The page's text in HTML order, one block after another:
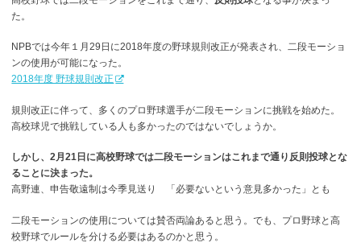
た。
NPBでは今年１月29日に2018年度の野球規則改正が発表され、二段モーショ
ンの使用が可能になった。
2018年度 野球規則改正
規則改正に伴って、多くのプロ野球選手が二段モーションに挑戦を始めた。
高校球児で挑戦している人も多かったのではないでしょうか。
しかし、2月21日に高校野球では二段モーションはこれまで通り反則投球とな
ることに決まった。
高野連、申告敬遠制は今季見送り 「必要ないという意見多かった」とも
二段モーションの使用については賛否両論あると思う。でも、プロ野球と高
校野球でルールを分ける必要はあるのかと思う。